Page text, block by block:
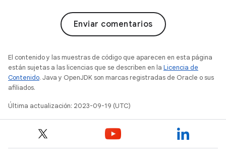
Enviar comentarios
El contenido y las muestras de código que aparecen en esta página
están sujetas a las licencias que se describen en la Licencia de
Contenido. Java y OpenJDK son marcas registradas de Oracle o sus
afiliados.
Última actualización: 2023-09-19 (UTC)